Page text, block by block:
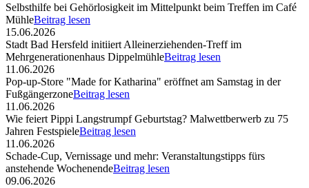
Selbsthilfe bei Gehörlosigkeit im Mittelpunkt beim Treffen im Café
MühleBeitrag lesen
15.06.2026
Stadt Bad Hersfeld initiiert Alleinerziehenden-Treff im
Mehrgenerationenhaus DippelmühleBeitrag lesen
11.06.2026
Pop-up-Store "Made for Katharina" eröffnet am Samstag in der
FußgängerzoneBeitrag lesen
11.06.2026
Wie feiert Pippi Langstrumpf Geburtstag? Malwettberwerb zu 75
Jahren FestspieleBeitrag lesen
11.06.2026
Schade-Cup, Vernissage und mehr: Veranstaltungstipps fürs
anstehende WochenendeBeitrag lesen
09.06.2026